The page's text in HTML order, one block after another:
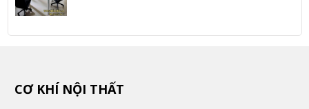
CƠ KHÍ NỘI THẤT